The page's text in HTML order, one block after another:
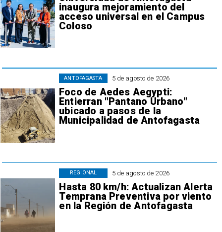
inaugura mejoramiento del
acceso universal en el Campus
Coloso
5 de agosto de 2026
Foco de Aedes Aegypti:
Entierran "Pantano Urbano"
ubicado a pasos de la
Municipalidad de Antofagasta
ANTOFAGASTA
5 de agosto de 2026
Hasta 80 km/h: Actualizan Alerta
Temprana Preventiva por viento
en la Región de Antofagasta
REGIONAL